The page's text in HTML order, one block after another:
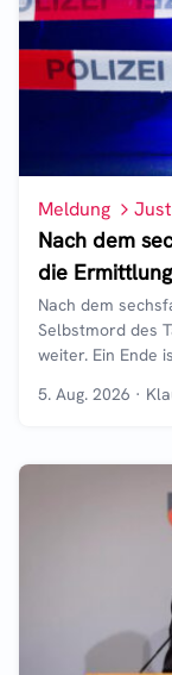
Meldung
Nach dem
die
Nach dem
Selbstmord des
weiter. Ein Ende
5. Aug. 2026 ·